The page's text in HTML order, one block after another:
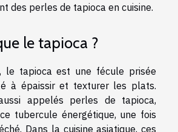
des perles de tapioca en cuisine.
le tapioca ?
le tapioca est une fécule prisée
à épaissir et texturer les plats.
appelés perles de tapioca,
tubercule énergétique, une fois
Dans la cuisine asiatique, ces